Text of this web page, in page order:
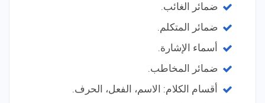
ضمائر الغائب.
ضمائر المتكلم.
أسماء الإشارة.
ضمائر المخاطب.
أقسام الكلام: الاسم، الفعل، الحرف.